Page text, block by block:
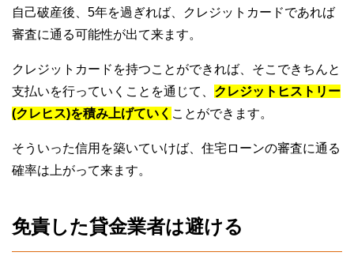
自己破産後、5年を過ぎれば、クレジットカードであれば
審査に通る可能性が出て来ます。
クレジットカードを持つことができれば、そこできちんと
支払いを行っていくことを通じて、 クレジットヒストリー
(クレヒス)を積み上げていく ことができます。
そういった信用を築いていけば、住宅ローンの審査に通る
確率は上がって来ます。
免責した貸金業者は避ける